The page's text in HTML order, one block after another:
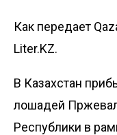
Как передает
Liter.KZ.
В Казахстан
лошадей
Республики в